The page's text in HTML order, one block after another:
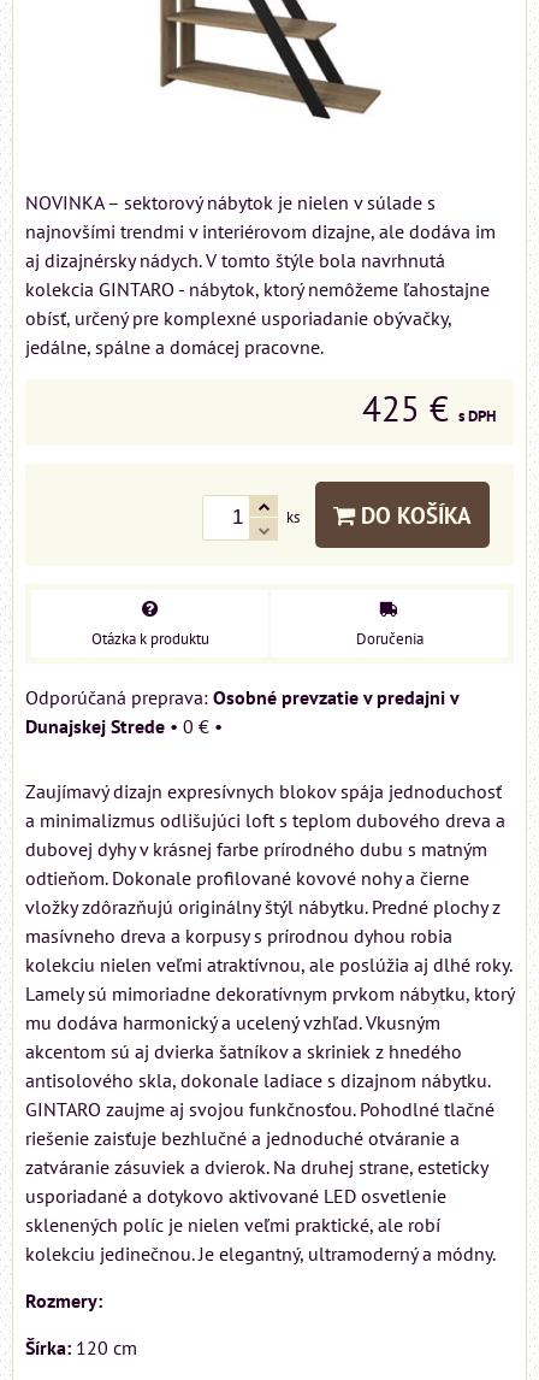
NOVINKA – sektorový nábytok je nielen v súlade s
najnovšími trendmi v interiérovom dizajne, ale dodáva im
aj dizajnérsky nádych. V tomto štýle bola navrhnutá
kolekcia GINTARO - nábytok, ktorý nemôžeme ľahostajne
obísť, určený pre komplexné usporiadanie obývačky,
jedálne, spálne a domácej pracovne.
425 € s DPH
ks DO KOŠÍKA
Otázka k produktu Doručenia
Osobné prevzatie v predajni v
Dunajskej Strede • 0 € •
Zaujímavý dizajn expresívnych blokov spája jednoduchosť
a minimalizmus odlišujúci loft s teplom dubového dreva a
dubovej dyhy v krásnej farbe prírodného dubu s matným
odtieňom. Dokonale profilované kovové nohy a čierne
vložky zdôrazňujú originálny štýl nábytku. Predné plochy z
masívneho dreva a korpusy s prírodnou dyhou robia
kolekciu nielen veľmi atraktívnou, ale poslúžia aj dlhé roky.
Lamely sú mimoriadne dekoratívnym prvkom nábytku, ktorý
mu dodáva harmonický a ucelený vzhľad. Vkusným
akcentom sú aj dvierka šatníkov a skriniek z hnedého
antisolového skla, dokonale ladiace s dizajnom nábytku.
GINTARO zaujme aj svojou funkčnosťou. Pohodlné tlačné
riešenie zaisťuje bezhlučné a jednoduché otváranie a
zatváranie zásuviek a dvierok. Na druhej strane, esteticky
usporiadané a dotykovo aktivované LED osvetlenie
sklenených políc je nielen veľmi praktické, ale robí
kolekciu jedinečnou. Je elegantný, ultramoderný a módny.
Rozmery:
Šírka: 120 cm